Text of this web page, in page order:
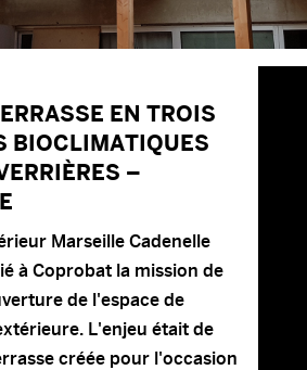
EN TROIS
BIOCLIMATIQUES
–
Marseille Cadenelle
à Coprobat la mission de
de l'espace de
L'enjeu était de
créée pour l'occasion